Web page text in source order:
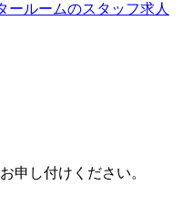
ールームのスタッフ求人
申し付けください。